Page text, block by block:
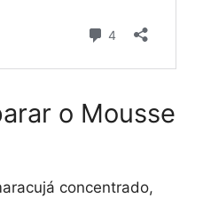
o Mousse
concentrado,